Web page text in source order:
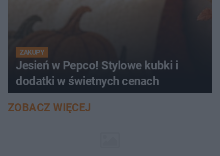
ZAKUPY
Jesień w Pepco! Stylowe kubki i
dodatki w świetnych cenach
ZOBACZ WIĘCEJ